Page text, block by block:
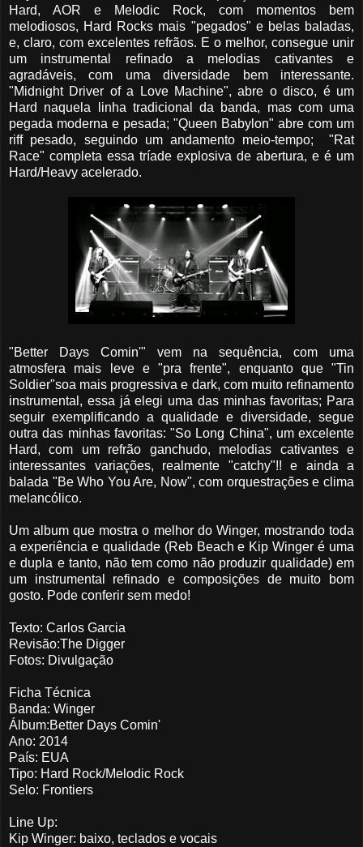
Hard, AOR e Melodic Rock, com momentos bem
melodiosos, Hard Rocks mais "pegados" e belas baladas,
e, claro, com excelentes refrãos. E o melhor, consegue unir
um instrumental refinado a melodias cativantes e
agradáveis, com uma diversidade bem interessante.
"Midnight Driver of a Love Machine", abre o disco, é um
Hard naquela linha tradicional da banda, mas com uma
pegada moderna e pesada; "Queen Babylon" abre com um
riff pesado, seguindo um andamento meio-tempo; "Rat
Race" completa essa tríade explosiva de abertura, e é um
Hard/Heavy acelerado.
"Better Days Comin'" vem na sequência, com uma
atmosfera mais leve e "pra frente", enquanto que "Tin
Soldier"soa mais progressiva e dark, com muito refinamento
instrumental, essa já elegi uma das minhas favoritas; Para
seguir exemplificando a qualidade e diversidade, segue
outra das minhas favoritas: "So Long China", um excelente
Hard, com um refrão ganchudo, melodias cativantes e
interessantes variações, realmente "catchy"!! e ainda a
balada "Be Who You Are, Now", com orquestrações e clima
melancólico.
Um album que mostra o melhor do Winger, mostrando toda
a experiência e qualidade (Reb Beach e Kip Winger é uma
e dupla e tanto, não tem como não produzir qualidade) em
um instrumental refinado e composições de muito bom
gosto. Pode conferir sem medo!
Texto: Carlos Garcia
Revisão:The Digger
Fotos: Divulgação
Ficha Técnica
Banda: Winger
Álbum:Better Days Comin'
Ano: 2014
País: EUA
Tipo: Hard Rock/Melodic Rock
Selo: Frontiers
Line Up:
Kip Winger: baixo, teclados e vocais